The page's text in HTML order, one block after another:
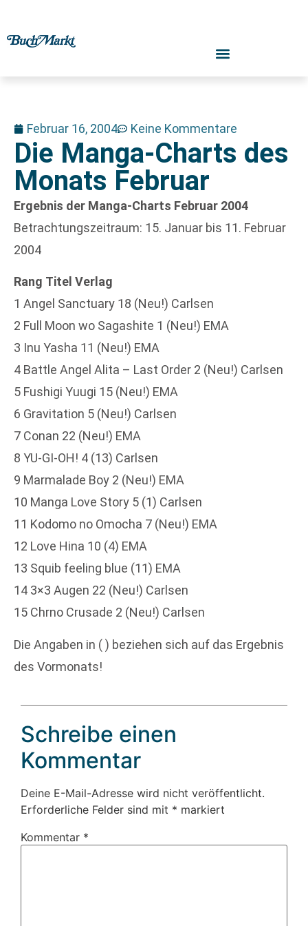
Februar 16, 2004 Keine Kommentare
Die Manga-Charts des
Monats Februar
Ergebnis der Manga-Charts Februar 2004
Betrachtungszeitraum: 15. Januar bis 11. Februar
2004
Rang Titel Verlag
1 Angel Sanctuary 18 (Neu!) Carlsen
2 Full Moon wo Sagashite 1 (Neu!) EMA
3 Inu Yasha 11 (Neu!) EMA
4 Battle Angel Alita – Last Order 2 (Neu!) Carlsen
5 Fushigi Yuugi 15 (Neu!) EMA
6 Gravitation 5 (Neu!) Carlsen
7 Conan 22 (Neu!) EMA
8 YU-GI-OH! 4 (13) Carlsen
9 Marmalade Boy 2 (Neu!) EMA
10 Manga Love Story 5 (1) Carlsen
11 Kodomo no Omocha 7 (Neu!) EMA
12 Love Hina 10 (4) EMA
13 Squib feeling blue (11) EMA
14 3×3 Augen 22 (Neu!) Carlsen
15 Chrno Crusade 2 (Neu!) Carlsen
Die Angaben in ( ) beziehen sich auf das Ergebnis
des Vormonats!
Schreibe einen
Kommentar
Deine E-Mail-Adresse wird nicht veröffentlicht.
Erforderliche Felder sind mit * markiert
Kommentar *